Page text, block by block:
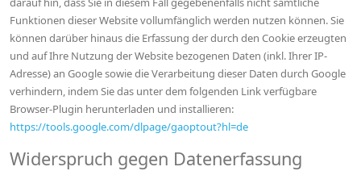
Funktionen dieser Website vollumfänglich werden nutzen können. Sie
können darüber hinaus die Erfassung der durch den Cookie erzeugten
und auf Ihre Nutzung der Website bezogenen Daten (inkl. Ihrer IP-
Adresse) an Google sowie die Verarbeitung dieser Daten durch Google
verhindern, indem Sie das unter dem folgenden Link verfügbare
Browser-Plugin herunterladen und installieren:
https://tools.google.com/dlpage/gaoptout?hl=de
Widerspruch gegen Datenerfassung